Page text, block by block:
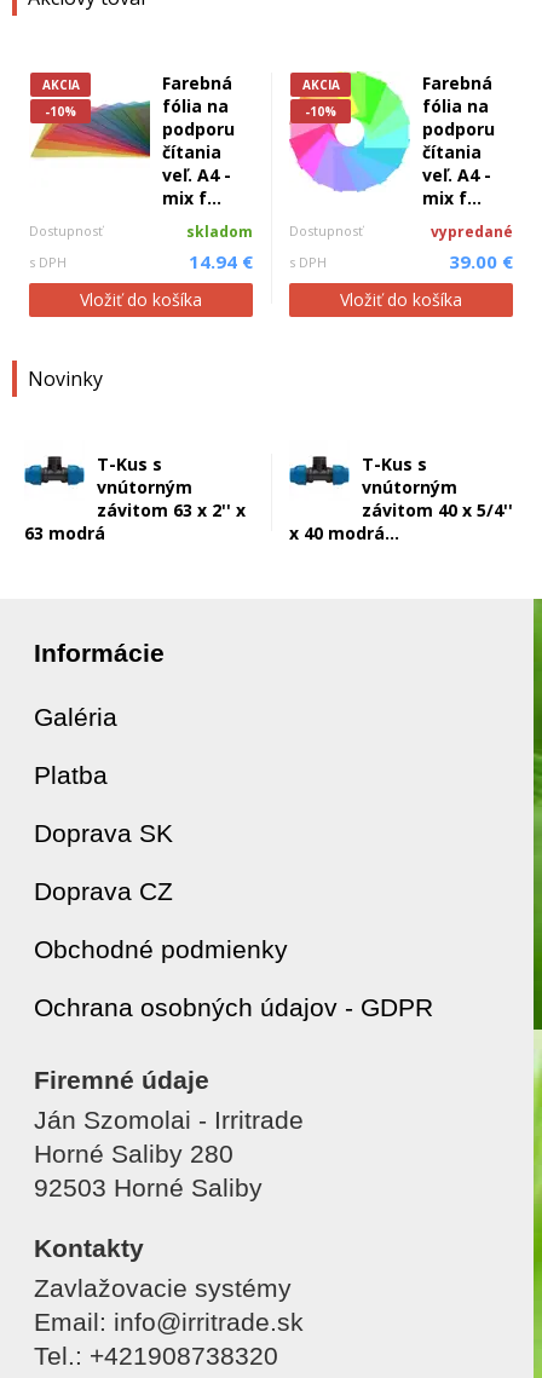
AKCIA
-10%
Farebná
fólia na
podporu
čítania
veľ. A4 -
mix f...
Dostupnosť skladom
s DPH 14.94 €
Vložiť do košíka
AKCIA
-10%
Farebná
fólia na
podporu
čítania
veľ. A4 -
mix f...
Dostupnosť vypredané
s DPH 39.00 €
Vložiť do košíka
Novinky
T-Kus s
vnútorným
závitom 63 x 2'' x
63 modrá
T-Kus s
vnútorným
závitom 40 x 5/4''
x 40 modrá...
Informácie
Galéria
Platba
Doprava SK
Doprava CZ
Obchodné podmienky
Ochrana osobných údajov - GDPR
Firemné údaje
Ján Szomolai - Irritrade
Horné Saliby 280
92503 Horné Saliby
Kontakty
Zavlažovacie systémy
Email: info@irritrade.sk
Tel.: +421908738320